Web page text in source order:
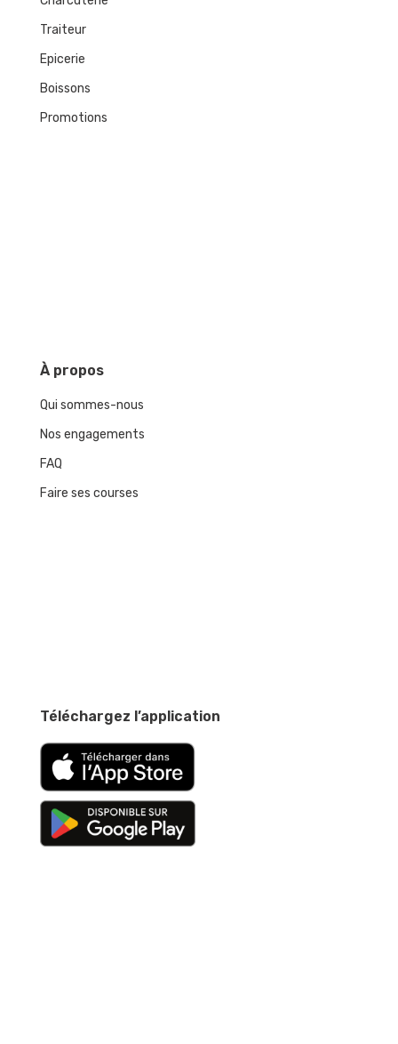
Traiteur
Epicerie
Boissons
Promotions
Àpropos
Qui sommes-nous
Nos engagements
FAQ
Faire ses courses
Téléchargez l’application